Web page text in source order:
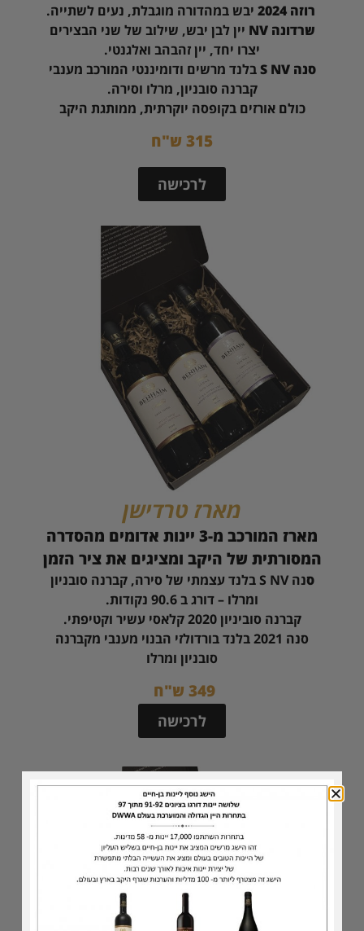
רוזה 2024
יבש במהדורה מוגבלת, נעים לשתייה.
שרדונה NV
יין לבן יבש, שילוב של שני הבצירים
יצרו יחד, יין זהבהב ואלגנטי.
סנה S NV
בלנד מרשים ודומיננטי המורכב מענבי
קברנה סובניון, מרלו וסירה.
כולם אורזים בקופסה יוקרתית, ממותגת היקב
315 ש"ח
לרכישה
מארז טרדישן
מארז המורכב מ-3 יינות אדומים מהסדרה
המסורתית של היקב ומציגים את ציר הזמן
ס
נה S NV בלנד עצמתי של סירה, קברנה סובניון
ומרלו – דורג ב 90.6 נקודות.
קברנה סוביניון 2020 קלאסי עשיר וקטיפתי.
סנה 2021 בלנד בורדולזי הבנוי מענבי מקברנה
סובניון ומרלו
349 ש"ח
לרכישה